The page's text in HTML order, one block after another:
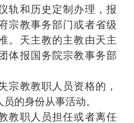
轨和历史定制办理，报
宗教事务部门或者省级
。天主教的主教由天主
体报国务院宗教事务部
宗教教职人员资格的，
的身份从事活动。
教职人员担任或者离任